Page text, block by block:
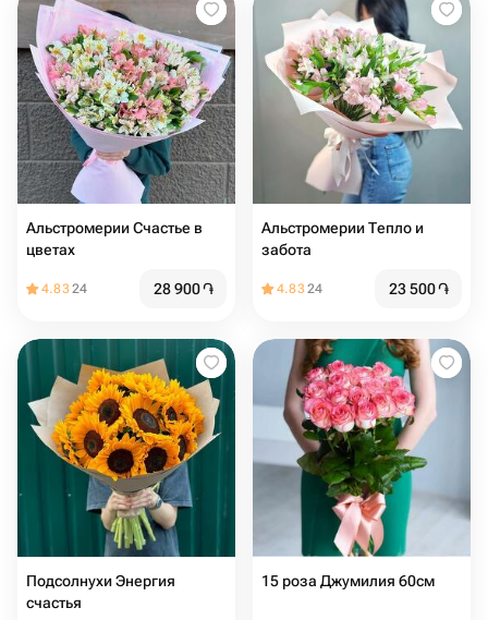
Альстромерии Счастье в
цветах
4.8324 28 900֏
Альстромерии Тепло и
забота
4.8324 23 500֏
Подсолнухи Энергия
счастья
15 роза Джумилия 60см